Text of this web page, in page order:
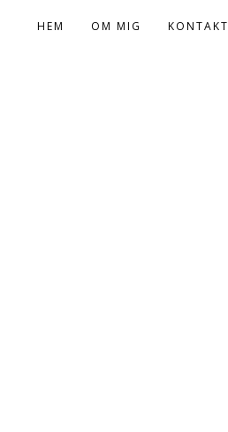
HEM OM MIG KONTAKT